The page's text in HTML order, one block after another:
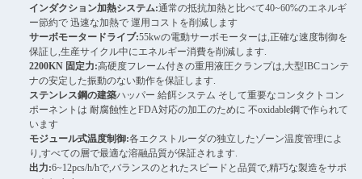
インダクション加熱システム:通常の抵抗加熱と比べて40~60%のエネルギ
ー節約で 迅速な加熱で 運用コストを削減します
サーボモータードライブ:55kwの電動サーボモーターは,正確な速度制御を
保証し,生産サイクル中にエネルギー消費を削減します.
2200KN 固定力:高硬度フレーム付きの重用液圧クランプは,大型IBCコンテ
ナの安定した振動のない動作を保証します.
ステンレス鋼の建築ハッパー 給餌システム そして重要なコンタクトコン
ポーネントは 耐腐蝕性とFDA対応の加工のために 不oxidable鋼で作られて
います
モジュール式温度制御:各エクストルーダの独立したゾーン温度管理によ
り,すべての層で最適な溶融品質が保証されます.
出力:6~12pcs/h/hで,バランスのとれたスピードと品質で,精巧な製造をサポ